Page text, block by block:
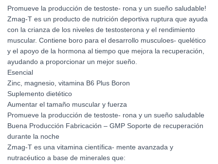
Promueve la producción de testoste- rona y un sueño saludable!
Zmag-T es un producto de nutrición deportiva ruptura que ayuda
con la crianza de los niveles de testosterona y el rendimiento
muscular. Contiene boro para el desarrollo musculoes- quelético
y el apoyo de la hormona al tiempo que mejora la recuperación,
ayudando a proporcionar un mejor sueño.
Esencial
Zinc, magnesio, vitamina B6 Plus Boron
Suplemento dietético
Aumentar el tamaño muscular y fuerza
Promueve la producción de testoste- rona y un sueño saludable
Buena Producción Fabricación – GMP Soporte de recuperación
durante la noche
Zmag-T es una vitamina científica- mente avanzada y
nutracéutico a base de minerales que: